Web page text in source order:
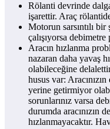
Rölanti devrinde
işarettir. Araç
Motorun sarsıntılı bir
çalışıyorsa
Aracın hızlanma
nazaran daha yavaş
olabileceğine
husus var: Aracınızın
yerine getirmiyor
sorunlarınız varsa
durumda aracınızın
hızlanmayacaktır.